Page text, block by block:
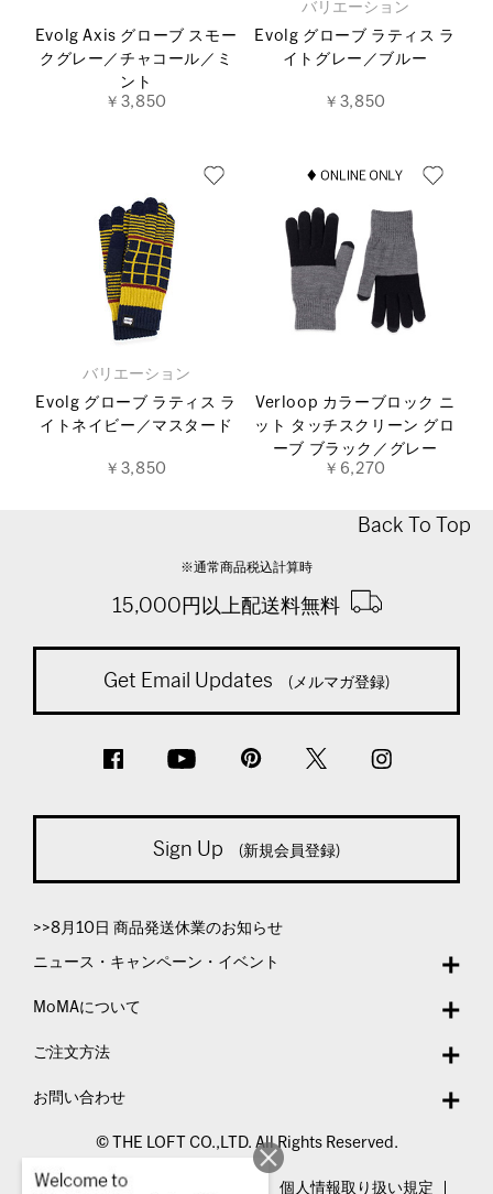
Evolg Axis グローブ スモー
クグレー／チャコール／ミ
ント
￥3,850
バリエーション
Evolg グローブ ラティス ラ
イトグレー／ブルー
￥3,850
バリエーション
Evolg グローブ ラティス ラ
イトネイビー／マスタード
￥3,850
Verloop カラーブロック ニ
ット タッチスクリーン グロ
ーブ ブラック／グレー
￥6,270
Back To Top
※通常商品税込計算時
15,000円以上配送料無料
Get Email Updates (メルマガ登録)
Sign Up (新規会員登録)
>>8月10日 商品発送休業のお知らせ
ニュース・キャンペーン・イベント
MoMAについて
ご注文方法
お問い合わせ
© THE LOFT CO.,LTD. All Rights Reserved.
特定商取引法表示 個人情報取り扱い規定